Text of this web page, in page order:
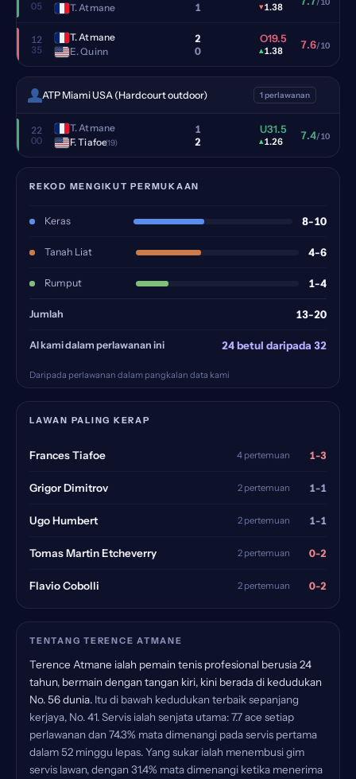
05
T. Atmane
1
▾1.38
12
35
T. Atmane
E. Quinn
2
0
O19.5
▴1.38 7.6/10
ATP Miami USA (Hardcourt outdoor) 1 perlawanan
22
00
T. Atmane
F. Tiafoe(19)
1
2
U31.5
▴1.26 7.4/10
REKOD MENGIKUT PERMUKAAN
Keras 8-10
Tanah Liat 4-6
Rumput 1-4
Jumlah 13-20
AI kami dalam perlawanan ini 24 betul daripada 32
Daripada perlawanan dalam pangkalan data kami
LAWAN PALING KERAP
Frances Tiafoe 4 pertemuan 1-3
Grigor Dimitrov 2 pertemuan 1-1
Ugo Humbert 2 pertemuan 1-1
Tomas Martin Etcheverry 2 pertemuan 0-2
Flavio Cobolli 2 pertemuan 0-2
TENTANG TERENCE ATMANE
Terence Atmane ialah pemain tenis profesional berusia 24
tahun, bermain dengan tangan kiri, kini berada di kedudukan
No. 56 dunia. Itu di bawah kedudukan terbaik sepanjang
kerjaya, No. 41. Servis ialah senjata utama: 7.7 ace setiap
perlawanan dan 74.3% mata dimenangi pada servis pertama
dalam 52 minggu lepas. Yang sukar ialah menembusi gim
servis lawan, dengan 31.4% mata dimenangi ketika menerima